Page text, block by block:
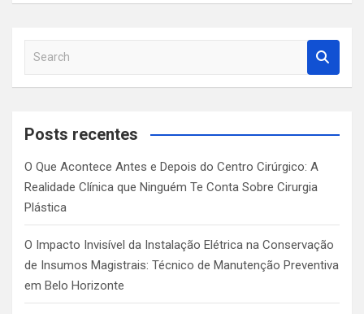
a
c
Posts recentes
O Que Acontece Antes e Depois do Centro Cirúrgico: A
Realidade Clínica que Ninguém Te Conta Sobre Cirurgia
Plástica
O Impacto Invisível da Instalação Elétrica na Conservação
de Insumos Magistrais: Técnico de Manutenção Preventiva
em Belo Horizonte